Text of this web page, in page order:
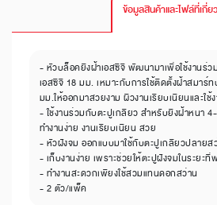
ข้อมูลสินค้าและไฟล์ที่เกี่ย
- หัวบล็อคยิงฝ้าเอสซีจี พัฒนามาเพื่อใช้งานร่
เอสซีจี 18 มม. เหมาะกับการใช้ติดตั้งฝ้าสมาร์
มม.ให้ออกมาสวยงาม ผิวงานเรียบเนียนและใช้
- ใช้งานร่วมกับตะปูเกลียว สำหรับยิงฝ้าหนา
ทำงานง่าย งานเรียบเนียน สวย
- หัวฝังจม ออกแบบมาใช้กับตะปูเกลียวปลายส
- เก็บงานง่าย เพราะช่วยให้ตะปูฝังจมในระยะที่
- ทำงานสะดวกเพียงใช้สวมแทนดอกสว่าน
- 2 ตัว/แพ็ค